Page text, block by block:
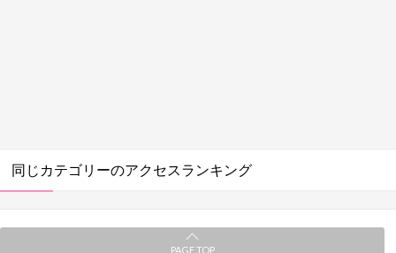
同じカテゴリーのアクセスランキング
PAGE TOP